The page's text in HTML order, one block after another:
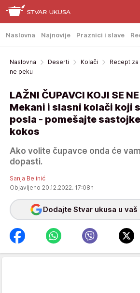
Naslovna Najnovije Praznici i slave
Naslovna Deserti Kolači
Recept
ne peku
LAŽNI ČUPAVCI KOJI SE
Mekani i slasni kolači koji
posla - pomešajte
kokos
Ako volite čupavce onda će
dopasti.
Sanja Belinić
Objavljeno 20.12.2022. 17:08h
Dodajte Stvar ukusa u